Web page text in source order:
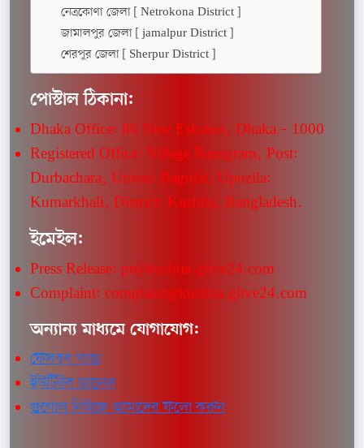
নেত্রকোণা জেলা [ Netrokona District ]
জামালপুর জেলা [ jamalpur District ]
শেরপুর জেলা [ Sherpur District ]
পোস্টাল ঠিকানা:
Dhaka Office: 86 New Eskaton, Dhaka – 1000
Registered Office: Village Bansgram, Post:
Durbachara, Union: Bagulat, Upozila:
Kumarkhali, District: Kushtia, Bangladesh.
ইমেইল:
Press Release: pr@kushtia.glive24.com
Complaint: complaint@kushtia.glive24.com
অন্যান্য মাধ্যমে যোগাযোগ:
ফেসবুব পাতা
ইউটিউব চ্যানেল
গুগোল নিউজে আমাদের ফলো করুন